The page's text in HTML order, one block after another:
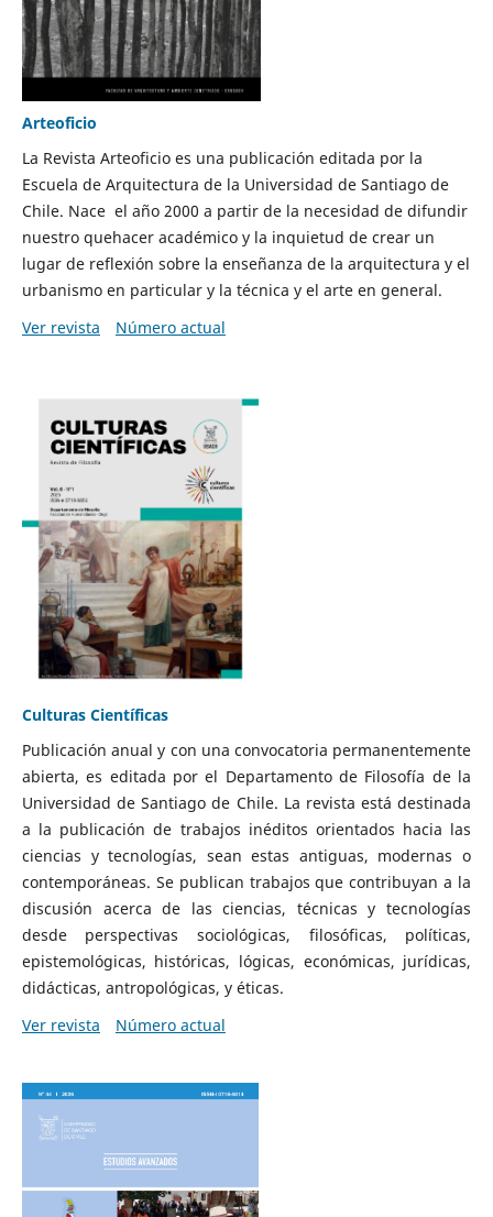
Arteoficio
La Revista Arteoficio es una publicación editada por la
Escuela de Arquitectura de la Universidad de Santiago de
Chile. Nace el año 2000 a partir de la necesidad de difundir
nuestro quehacer académico y la inquietud de crear un
lugar de reflexión sobre la enseñanza de la arquitectura y el
urbanismo en particular y la técnica y el arte en general.
Ver revista
Número actual
Culturas Científicas
Publicación anual y con una convocatoria permanentemente
abierta, es editada por el Departamento de Filosofía de la
Universidad de Santiago de Chile. La revista está destinada
a la publicación de trabajos inéditos orientados hacia las
ciencias y tecnologías, sean estas antiguas, modernas o
contemporáneas. Se publican trabajos que contribuyan a la
discusión acerca de las ciencias, técnicas y tecnologías
desde perspectivas sociológicas, filosóficas, políticas,
epistemológicas, históricas, lógicas, económicas, jurídicas,
didácticas, antropológicas, y éticas.
Ver revista
Número actual